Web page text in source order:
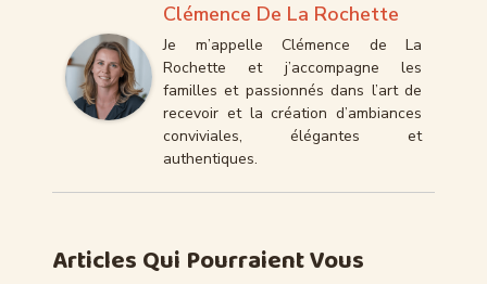
Clémence De La Rochette
Je m’appelle Clémence de La
Rochette et j’accompagne les
familles et passionnés dans l’art de
recevoir et la création d’ambiances
conviviales, élégantes et
authentiques.
Articles Qui Pourraient Vous